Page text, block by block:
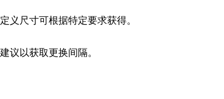
义尺寸可根据特定要求获得。
议以获取更换间隔。